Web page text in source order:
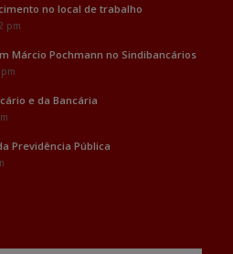
no local de trabalho
pm
Márcio Pochmann no Sindibancários
e da Bancária
Previdência Pública